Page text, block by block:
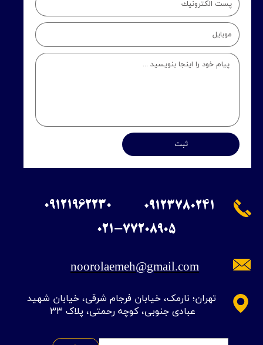
ثبت
​021-77208905
​تهران؛ نارمک، خیابان فرجام شرقی، خیابان شهید
عبادی جنوبی، کوچه رحمتی، پلاک ۳۳
noorolaemeh@gmail.com
09121962230 09123780241